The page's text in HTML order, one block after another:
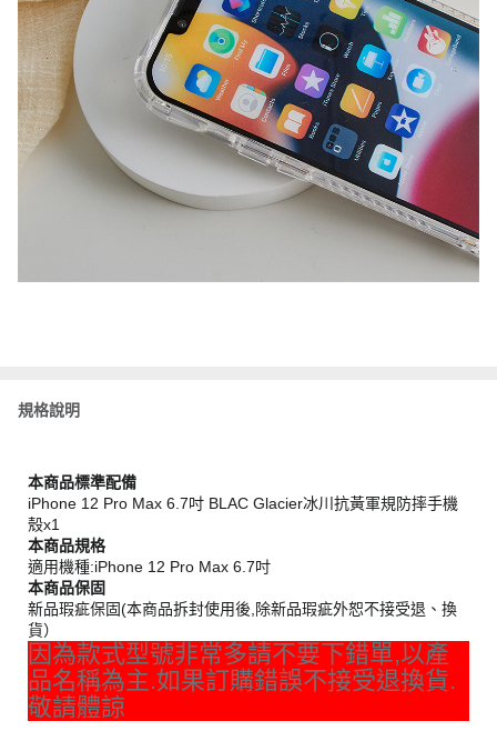
規格說明
本商品標準配備
iPhone 12 Pro Max 6.7吋 BLAC Glacier冰川抗黃軍規防摔手機
殼x1
本商品規格
適用機種:iPhone 12 Pro Max 6.7吋
本商品保固
新品瑕疵保固(本商品拆封使用後,除新品瑕疵外恕不接受退、換
貨）
因為款式型號非常多請不要下錯單,以產
品名稱為主.如果訂購錯誤不接受退換貨.
敬請體諒